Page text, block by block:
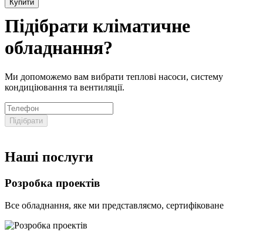
Купити
Підібрати кліматичне
обладнання?
Ми допоможемо вам вибрати теплові насоси, систему
кондиціювання та вентиляції.
Підібрати
Наші послуги
Розробка проектів
Все обладнання, яке ми представляємо, сертифіковане